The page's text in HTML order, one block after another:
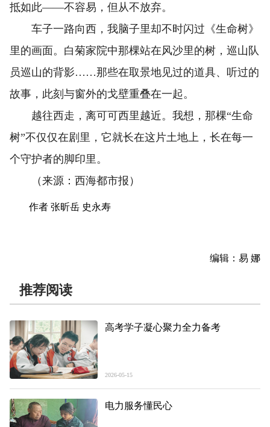
抵如此——不容易，但从不放弃。
车子一路向西，我脑子里却不时闪过《生命树》
里的画面。白菊家院中那棵站在风沙里的树，巡山队
员巡山的背影……那些在取景地见过的道具、听过的
故事，此刻与窗外的戈壁重叠在一起。
越往西走，离可可西里越近。我想，那棵“生命
树”不仅仅在剧里，它就长在这片土地上，长在每一
个守护者的脚印里。
（来源：西海都市报）
作者 张昕岳 史永寿
编辑：易 娜
推荐阅读
高考学子凝心聚力全力备考
2026-05-15
电力服务懂民心